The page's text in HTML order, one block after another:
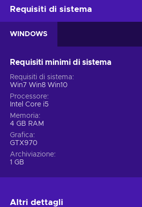
Requisiti di sistema
WINDOWS
Requisiti minimi di sistema
Requisiti di sistema
Win7 Win8 Win10
Processore
Intel Core i5
Memoria
4 GB RAM
Grafica
GTX970
Archiviazione
1 GB
Altri dettagli